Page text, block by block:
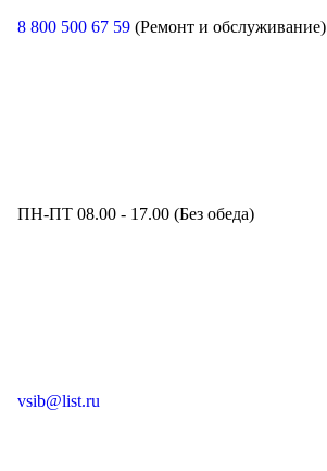
8 800 500 67 59 (Ремонт и обслуживание)
ПН-ПТ 08.00 - 17.00 (Без обеда)
vsib@list.ru